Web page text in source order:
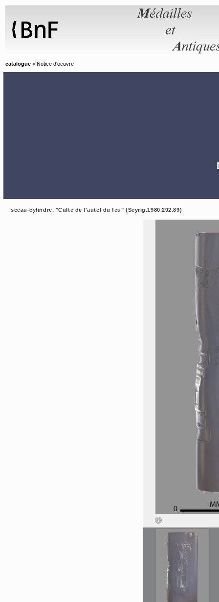
catalogue > Notice d'oeuvre
sceau-cylindre, "Culte de l'autel du feu" (Seyrig.1980.292.89)